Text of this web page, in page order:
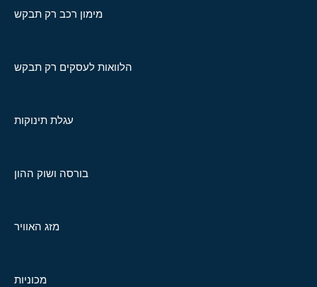
מימון רכב רק תבקש
הלוואות לעסקים רק תבקש
עגלת תינוקות
בורסה ושוק ההון
מזג האוויר
מכוניות